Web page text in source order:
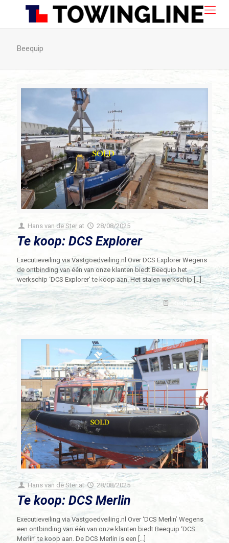
Beequip
Hans van de Ster at 28/08/2025
Te koop: DCS Explorer
Executieveiling via Vastgoedveiling.nl Over DCS Explorer Wegens
de ontbinding van één van onze klanten biedt Beequip het
werkschip ‘DCS Explorer’ te koop aan. Het stalen werkschip […]
Read more
Hans van de Ster at 28/08/2025
Te koop: DCS Merlin
Executieveiling via Vastgoedveiling.nl Over ‘DCS Merlin’ Wegens
een ontbinding van één van onze klanten biedt Beequip ‘DCS
Merlin’ te koop aan. De DCS Merlin is een […]